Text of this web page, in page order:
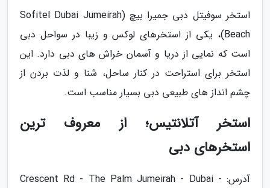
استخر سوفیتل دبی جمیرا بیچ (Sofitel Dubai Jumeirah
Beach)، یکی از استخرهای لوکس و زیبا در سواحل دبی
است که نمایی از دریا و آسمان خراش های دبی دارد. این
استخر برای استراحت در کنار ساحل، شنا و لذت بردن از
چشم انداز های طبیعی دبی بسیار مناسب است.
استخر آتلانتیس؛ از معروف ترین
استخرهای دبی
آدرس: Crescent Rd - The Palm Jumeirah - Dubai -